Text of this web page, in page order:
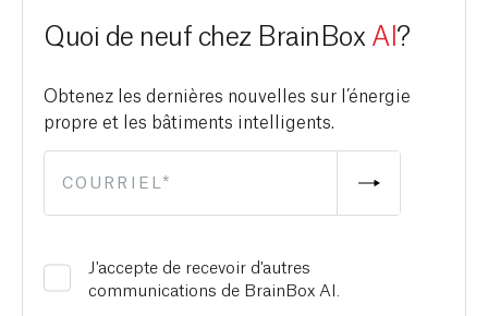
Quoi de neuf chez BrainBox AI?
Obtenez les dernières nouvelles sur l’énergie
propre et les bâtiments intelligents.
J'accepte de recevoir d'autres
communications de BrainBox AI.